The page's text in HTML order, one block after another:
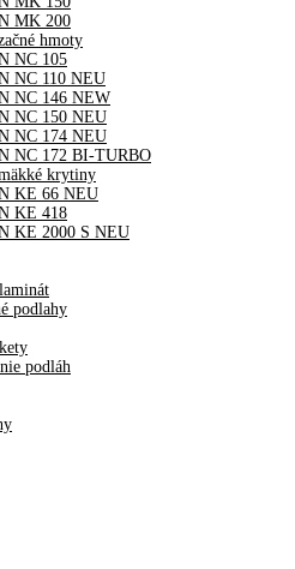
MK 200
hmoty
NC 105
NC 110 NEU
NC 146 NEW
NC 150 NEU
NC 174 NEU
NC 172 BI-TURBO
krytiny
KE 66 NEU
KE 418
KE 2000 S NEU
podlahy
podláh